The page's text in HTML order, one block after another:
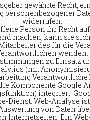
gewährte Recht,
personenbezogener
widerrufen.
Person ihr Recht
machen, kann sie
des für die
wenden.
zu Einsatz
(mit
Verantwortliche
Komponente Google
integriert.
Dienst. Web-Analyse
von Daten
Internetseiten. Ein